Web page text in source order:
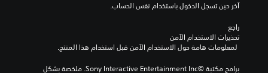
آخر حين تسجل الدخول باستخدام نفس الحساب.
راجع
تحذيرات الاستخدام الآمن